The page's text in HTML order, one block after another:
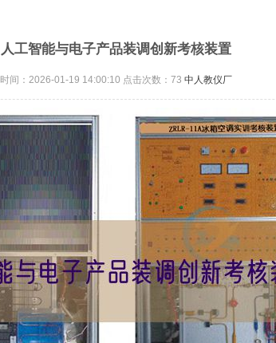
人工智能与电子产品装调创新考核装置
时间：2026-01-19 14:00:10 点击次数： 73 中人教仪厂